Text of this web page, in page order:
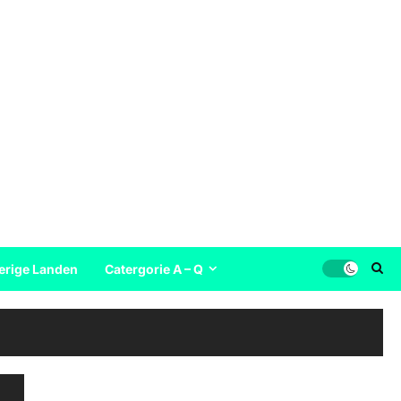
Landen Catergorie A – Q